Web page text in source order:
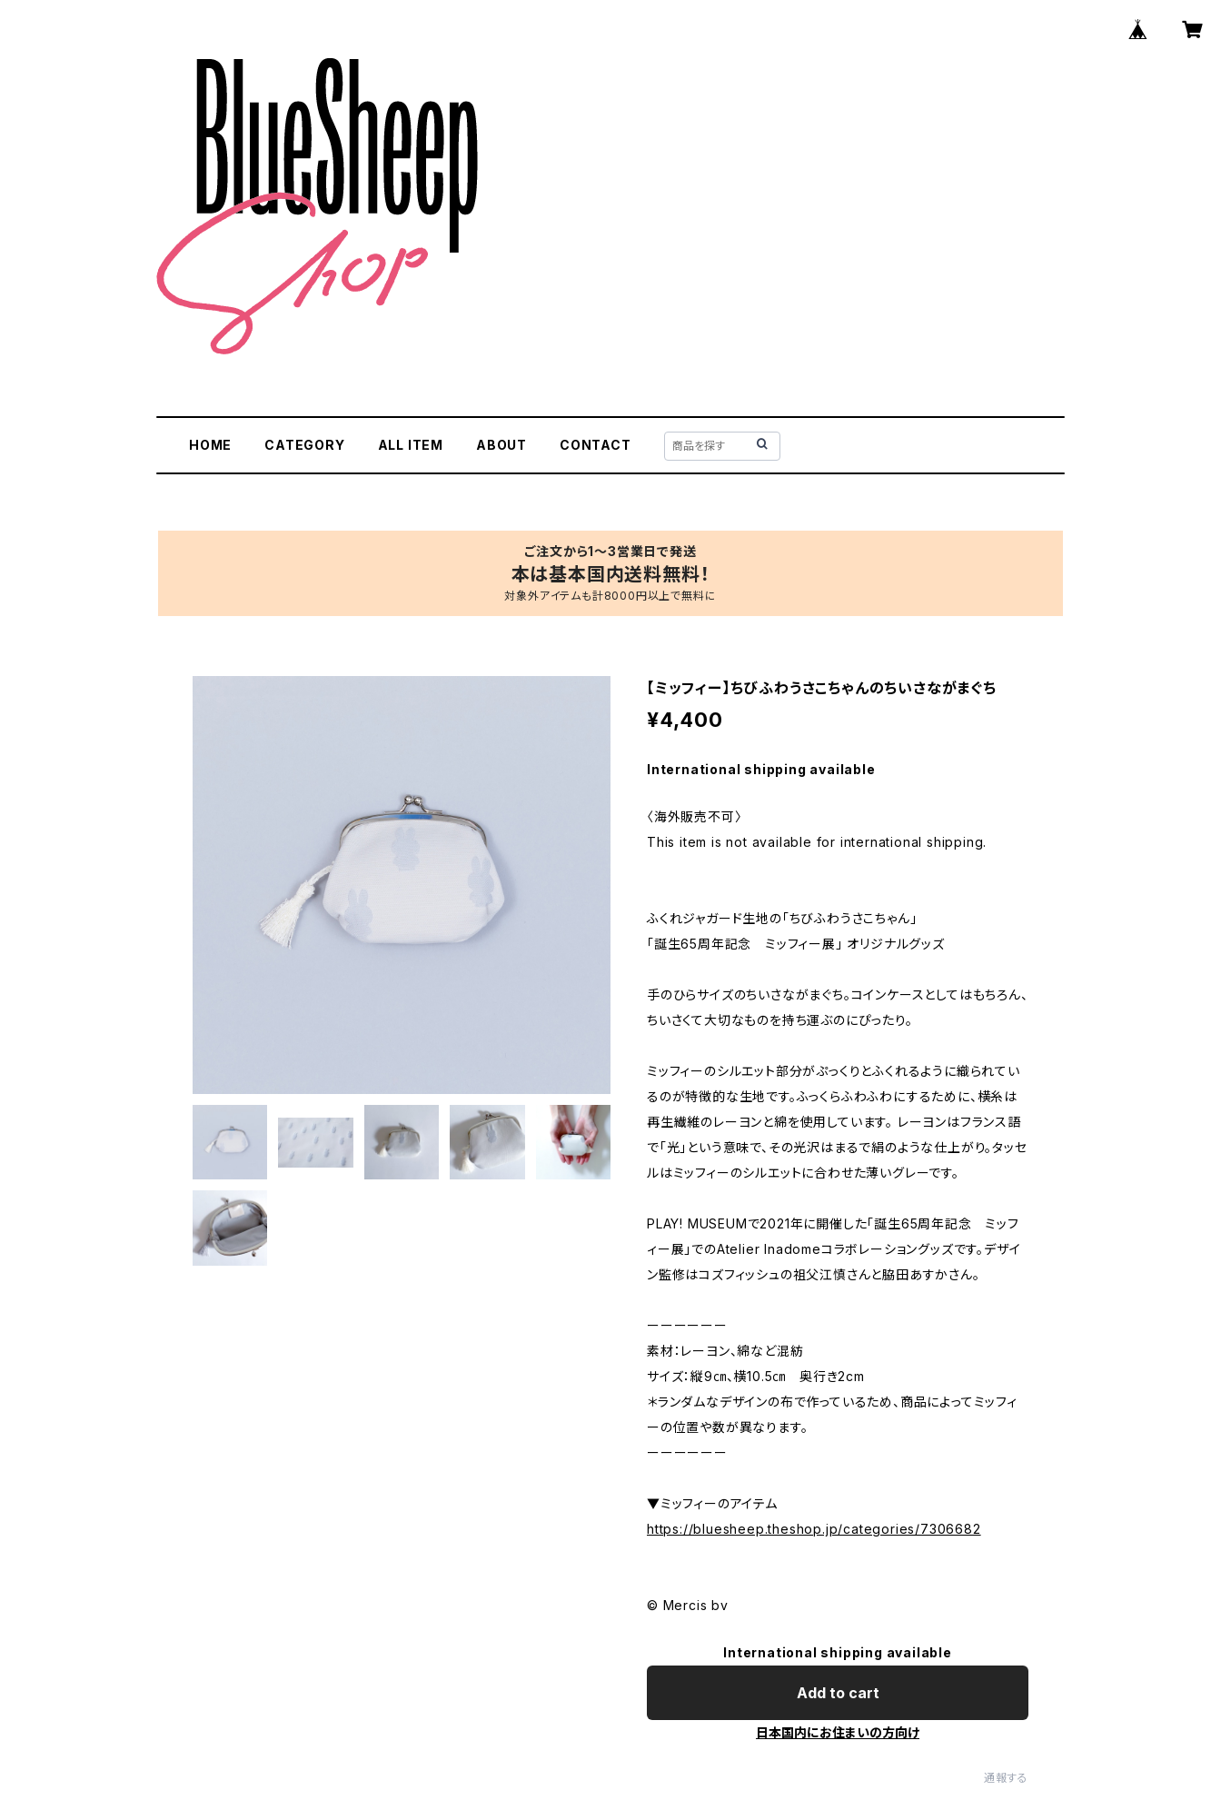
HOME CATEGORY ALL ITEM ABOUT CONTACT
ご注文から1〜3営業日で発送
本は基本国内送料無料！
対象外アイテムも計8000円以上で無料に
【ミッフィー】ちびふわうさこちゃんのちいさながまぐち
¥4,400
International shipping available
〈海外販売不可〉
This item is not available for international shipping.
ふくれジャガード生地の「ちびふわうさこちゃん」
「誕生65周年記念 ミッフィー展」 オリジナルグッズ
手のひらサイズのちいさながまぐち。コインケースとしてはもちろん、
ちいさくて大切なものを持ち運ぶのにぴったり。
ミッフィーのシルエット部分がぷっくりとふくれるように織られてい
るのが特徴的な生地です。ふっくらふわふわにするために、横糸は
再生繊維のレーヨンと綿を使用しています。 レーヨンはフランス語
で「光」という意味で、その光沢はまるで絹のような仕上がり。タッセ
ルはミッフィーのシルエットに合わせた薄いグレーです。
PLAY! MUSEUMで2021年に開催した「誕生65周年記念 ミッフ
ィー展」でのAtelier Inadomeコラボレーショングッズです。デザイ
ン監修はコズフィッシュの祖父江慎さんと脇田あすかさん。
ーーーーーー
素材：レーヨン、綿など混紡
サイズ：縦9㎝、横10.5㎝ 奥行き2cm
＊ランダムなデザインの布で作っているため、商品によってミッフィ
ーの位置や数が異なります。
ーーーーーー
▼ミッフィーのアイテム
https://bluesheep.theshop.jp/categories/7306682
© Mercis bv
International shipping available
Add to cart
日本国内にお住まいの方向け
通報する